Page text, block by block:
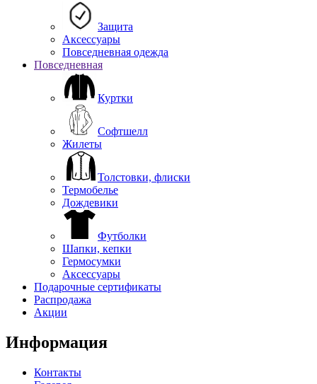
Защита
Аксессуары
Повседневная одежда
Повседневная
Куртки
Софтшелл
Жилеты
Толстовки, флиски
Термобелье
Дождевики
Футболки
Шапки, кепки
Гермосумки
Аксессуары
Подарочные сертификаты
Распродажа
Акции
Информация
Контакты